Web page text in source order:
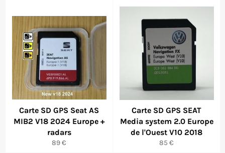
Carte SD GPS Seat AS
MIB2 V18 2024 Europe +
radars
Prix
89 €
Carte SD GPS SEAT
Media system 2.0 Europe
de l'Ouest V10 2018
Prix
85 €